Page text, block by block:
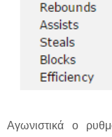
Αγωνιστικά ο